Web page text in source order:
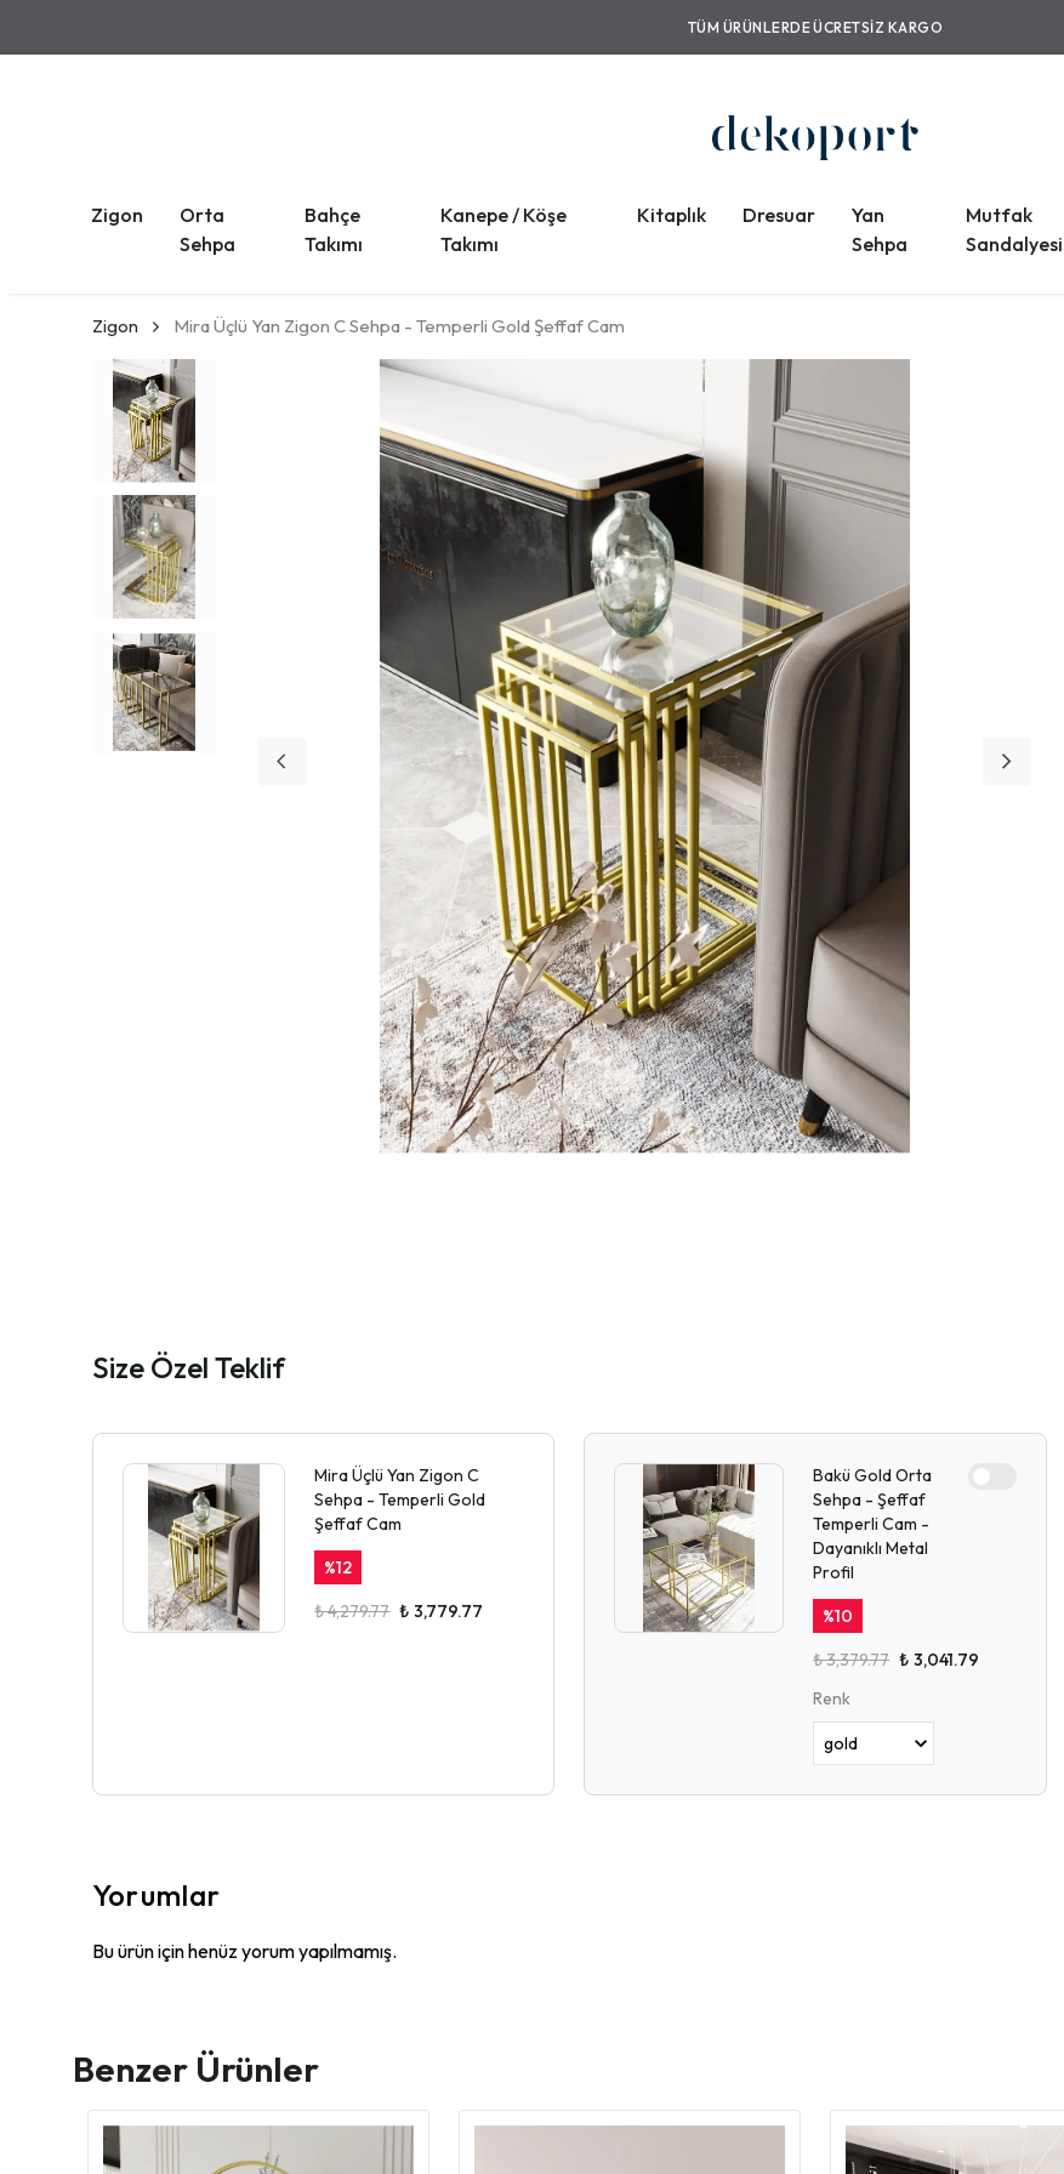
Zigon
Orta
Sehpa
Bahçe
Takımı
Kanepe / Köşe
Takımı
Kitaplık Dresuar
Yan
Sehpa
Mutfak
Sandalyesi
Zigon Mira Üçlü Yan Zigon C Sehpa - Temperli Gold Şeffaf Cam
Size Özel Teklif
Mira Üçlü Yan Zigon C
Sehpa - Temperli Gold
Şeffaf Cam
%12
₺ 4,279.77 ₺ 3,779.77
Bakü Gold Orta
Sehpa - Şeffaf
Temperli Cam -
Dayanıklı Metal
Profil
%10
₺ 3,379.77 ₺ 3,041.79
Renk
Yorumlar
Bu ürün için henüz yorum yapılmamış.
Benzer Ürünler